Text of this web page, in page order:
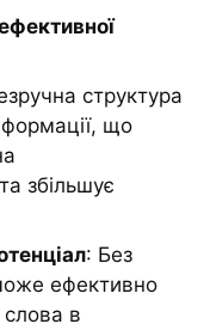
структура
що
збільшує
: Без
ефективно
слова в